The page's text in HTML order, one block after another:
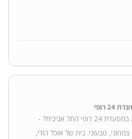
רופי
מי יכול לוותר על ארוחה זוגית במסעדת 24 רופי התל אביבית? -
טבעוני. בית של אוכל הודי,